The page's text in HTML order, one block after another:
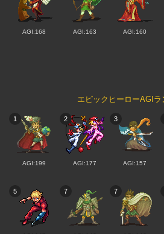
AGI:168 AGI:163 AGI:160
エピックヒーローAGIラ
1
AGI:199
2
AGI:177
3
AGI:157
5 7 7